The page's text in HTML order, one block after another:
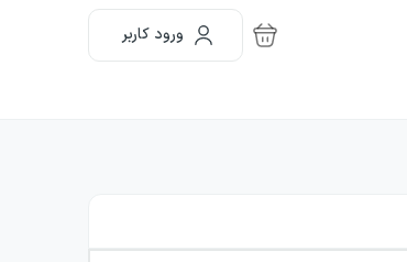
ورود کاربر